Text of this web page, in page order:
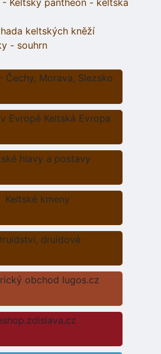
- Keltský pantheon - keltská
keltských kněží
- souhrn
Čechy, Morava, Slezsko
Evropě Keltská Evropa
hlavy a postavy
Keltské kmeny
druidové
obchod lugos.cz